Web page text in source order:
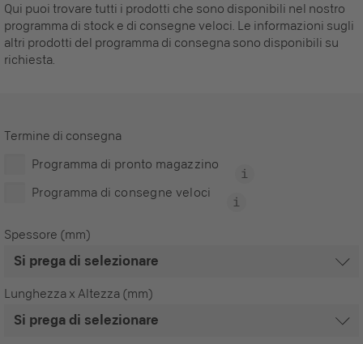
Qui puoi trovare tutti i prodotti che sono disponibili nel nostro
programma di stock e di consegne veloci. Le informazioni sugli
altri prodotti del programma di consegna sono disponibili su
richiesta.
Termine di consegna
Programma di pronto magazzino
Programma di consegne veloci
Spessore (mm)
Lunghezza x Altezza (mm)